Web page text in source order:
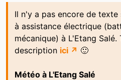
Il n'y a pas encore de texte
à assistance électrique
mécanique) à L'Etang
description ici ↗ 🙂
Météo à L'Etang Salé